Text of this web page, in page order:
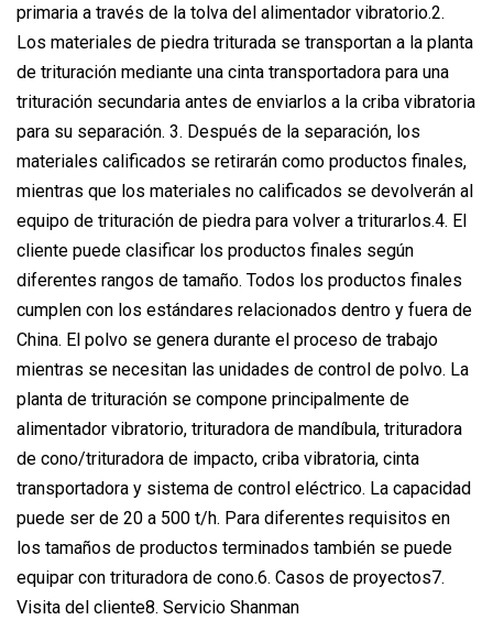
primaria a través de la tolva del alimentador vibratorio.2.
Los materiales de piedra triturada se transportan a la planta
de trituración mediante una cinta transportadora para una
trituración secundaria antes de enviarlos a la criba vibratoria
para su separación. 3. Después de la separación, los
materiales calificados se retirarán como productos finales,
mientras que los materiales no calificados se devolverán al
equipo de trituración de piedra para volver a triturarlos.4. El
cliente puede clasificar los productos finales según
diferentes rangos de tamaño. Todos los productos finales
cumplen con los estándares relacionados dentro y fuera de
China. El polvo se genera durante el proceso de trabajo
mientras se necesitan las unidades de control de polvo. La
planta de trituración se compone principalmente de
alimentador vibratorio, trituradora de mandíbula, trituradora
de cono/trituradora de impacto, criba vibratoria, cinta
transportadora y sistema de control eléctrico. La capacidad
puede ser de 20 a 500 t/h. Para diferentes requisitos en
los tamaños de productos terminados también se puede
equipar con trituradora de cono.6. Casos de proyectos7.
Visita del cliente8. Servicio Shanman